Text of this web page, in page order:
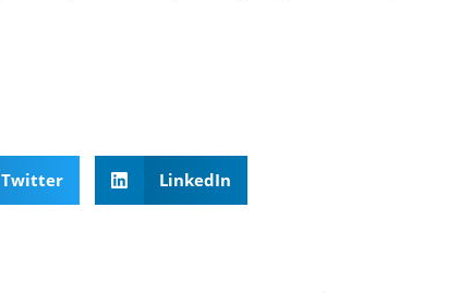
Twitter LinkedIn